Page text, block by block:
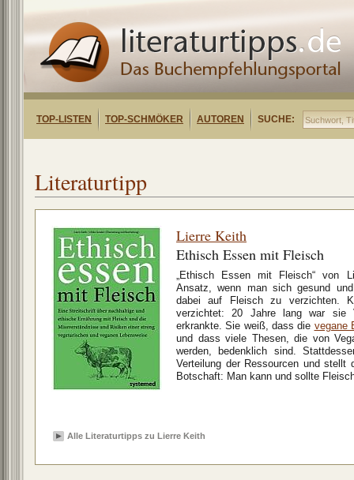
TOP-LISTEN TOP-SCHMÖKER AUTOREN SUCHE:
Literaturtipp
Lierre Keith
Ethisch Essen mit Fleisch
„Ethisch Essen mit Fleisch“ von
Ansatz, wenn man sich gesund
dabei auf Fleisch zu verzichten.
verzichtet: 20 Jahre lang war sie
erkrankte. Sie weiß, dass die vegane
und dass viele Thesen, die von
werden, bedenklich sind.
Verteilung der Ressourcen und stellt
Botschaft: Man kann und sollte
Alle Literaturtipps zu Lierre Keith